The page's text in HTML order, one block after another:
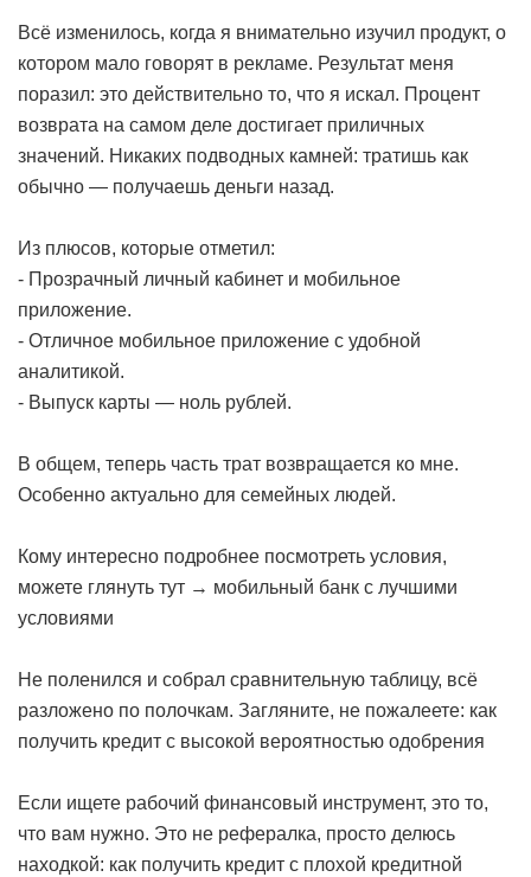
Всё изменилось, когда я внимательно изучил продукт, о
котором мало говорят в рекламе. Результат меня
поразил: это действительно то, что я искал. Процент
возврата на самом деле достигает приличных
значений. Никаких подводных камней: тратишь как
обычно — получаешь деньги назад.
Из плюсов, которые отметил:
- Прозрачный личный кабинет и мобильное
приложение.
- Отличное мобильное приложение с удобной
аналитикой.
- Выпуск карты — ноль рублей.
В общем, теперь часть трат возвращается ко мне.
Особенно актуально для семейных людей.
Кому интересно подробнее посмотреть условия,
можете глянуть тут → мобильный банк с лучшими
условиями
Не поленился и собрал сравнительную таблицу, всё
разложено по полочкам. Загляните, не пожалеете: как
получить кредит с высокой вероятностью одобрения
Если ищете рабочий финансовый инструмент, это то,
что вам нужно. Это не рефералка, просто делюсь
находкой: как получить кредит с плохой кредитной